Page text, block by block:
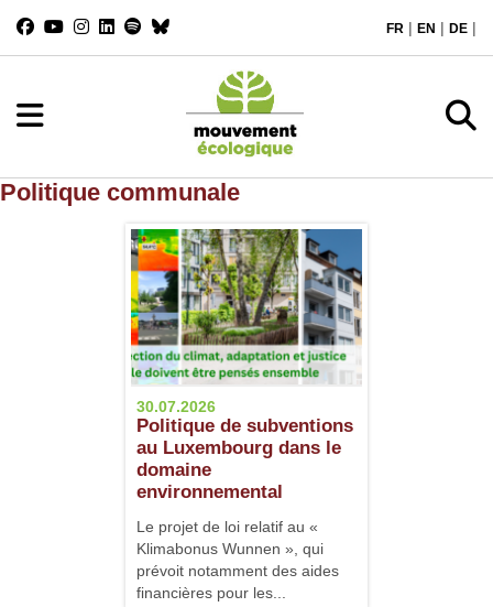
FR | EN | DE |
Politique communale
30.07.2026
Politique de subventions
au Luxembourg dans le
domaine
environnemental
Le projet de loi relatif au «
Klimabonus Wunnen », qui
prévoit notamment des aides
financières pour les...